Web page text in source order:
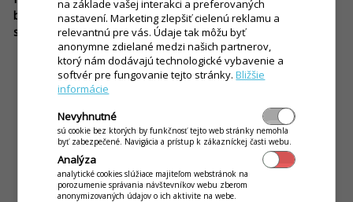
boli pripojení na internet – a ste v bezprostrednom kontakte
s vašou prevádzkou.
na základe vašej interakci a preferovaných
nastavení. Marketing zlepšiť cielenú reklamu a
relevantnú pre vás. Údaje tak môžu byť
anonymne zdielané medzi našich partnerov,
ktorý nám dodávajú technologické vybavenie a
softvér pre fungovanie tejto stránky.Bližšie
informácie
Nevyhnutné
sú cookie bez ktorých by funkčnosť tejto web stránky nemohla
byť zabezpečené. Navigácia a prístup k zákazníckej časti webu.
Analýza
analytické cookies slúžiace majiteľom webstránok na
porozumenie správania návštevníkov webu zberom
anonymizovaných údajov o ich aktivite na webe.